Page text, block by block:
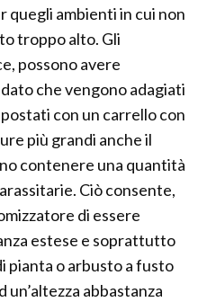
quegli ambienti in cui non
troppo alto. Gli
possono avere
che vengono adagiati
con un carrello con
più grandi anche il
contenere una quantità
Ciò consente,
di essere
estese e soprattutto
pianta o arbusto a fusto
abbastanza